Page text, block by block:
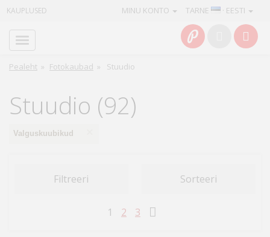
KAUPLUSED TARNE · EESTI
MINU KONTO
Pealeht » Fotokaubad » Stuudio
Stuudio (92)
Valguskuubikud
Filtreeri Sorteeri
1 2 3
Info